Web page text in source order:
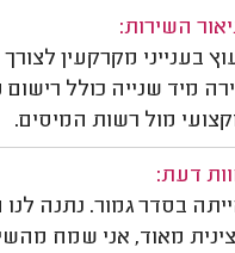
השירות:
בענייני מקרקעין
מיד שנייה כולל רישום
מול רשות המיסים.
דעת:
בסדר גמור. נתנה לנו
מאוד, אני שמח